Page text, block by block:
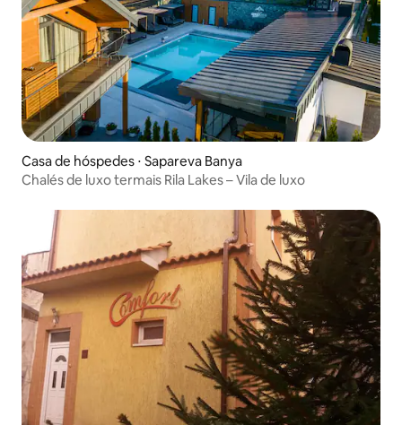
Casa de hóspedes ⋅ Sapareva Banya
Chalés de luxo termais Rila Lakes – Vila de luxo